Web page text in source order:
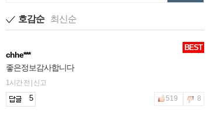
호감순 최신순
BEST
chhe***
좋은정보감사합니다
1시간 전 | 신고
5 519 8